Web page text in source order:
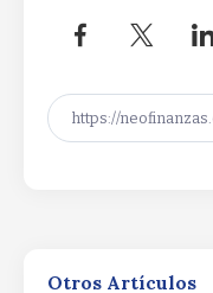
Otros Artículos